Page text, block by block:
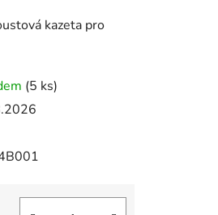
kazeta pro
(5 ks)